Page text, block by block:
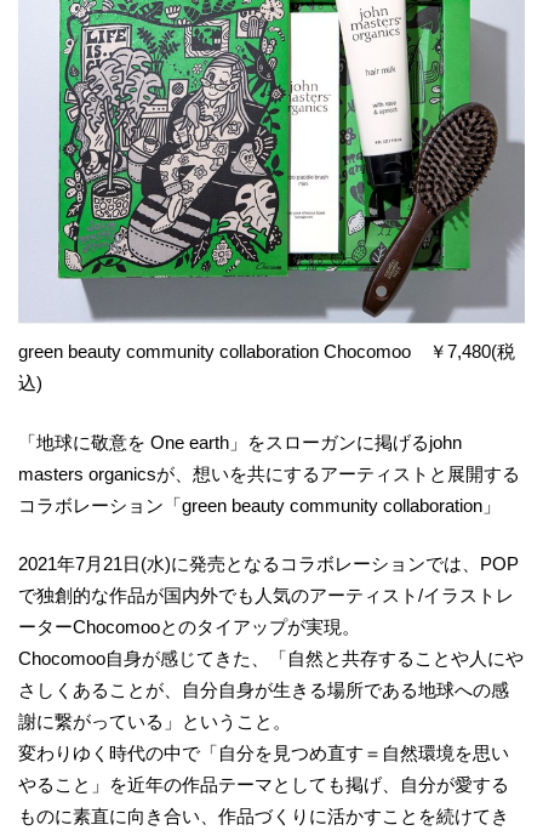
green beauty community collaboration Chocomoo ￥7,480(税
込)
「地球に敬意を One earth」をスローガンに掲げるjohn
masters organicsが、想いを共にするアーティストと展開する
コラボレーション「green beauty community collaboration」
2021年7月21日(水)に発売となるコラボレーションでは、POP
で独創的な作品が国内外でも人気のアーティスト/イラストレ
ーターChocomooとのタイアップが実現。
Chocomoo自身が感じてきた、「自然と共存することや人にや
さしくあることが、自分自身が生きる場所である地球への感
謝に繋がっている」ということ。
変わりゆく時代の中で「自分を見つめ直す＝自然環境を思い
やること」を近年の作品テーマとしても掲げ、自分が愛する
ものに素直に向き合い、作品づくりに活かすことを続けてき